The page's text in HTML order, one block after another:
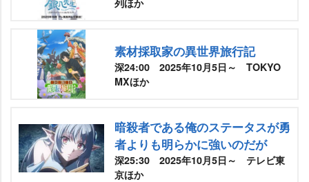
素材採取家の異世界旅行記
深24:00 2025年10月5日～ TOKYO
MXほか
暗殺者である俺のステータスが勇
者よりも明らかに強いのだが
深25:30 2025年10月5日～ テレビ東
京ほか